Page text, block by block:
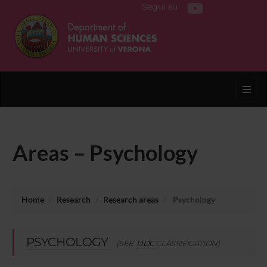
Segui su
Areas – Psychology
Home Research Research areas Psychology
PSYCHOLOGY (SEE DDCCLASSIFICATION)